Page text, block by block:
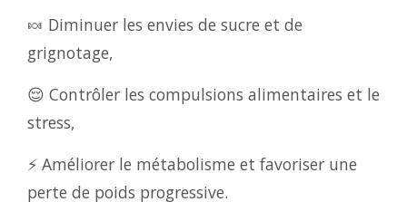
🍬 Diminuer les envies de sucre et de
grignotage,
😌 Contrôler les compulsions alimentaires et le
stress,
⚡ Améliorer le métabolisme et favoriser une
perte de poids progressive.